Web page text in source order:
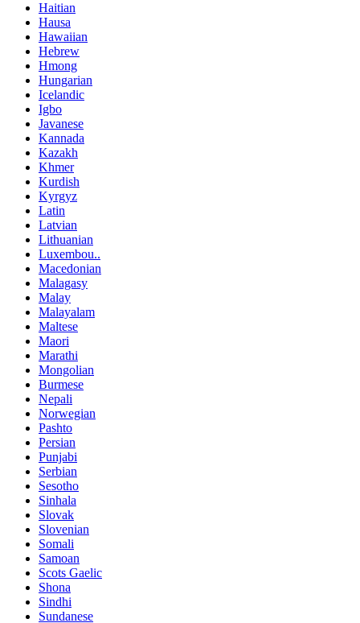
Haitian
Hausa
Hawaiian
Hebrew
Hmong
Hungarian
Icelandic
Igbo
Javanese
Kannada
Kazakh
Khmer
Kurdish
Kyrgyz
Latin
Latvian
Lithuanian
Luxembou..
Macedonian
Malagasy
Malay
Malayalam
Maltese
Maori
Marathi
Mongolian
Burmese
Nepali
Norwegian
Pashto
Persian
Punjabi
Serbian
Sesotho
Sinhala
Slovak
Slovenian
Somali
Samoan
Scots Gaelic
Shona
Sindhi
Sundanese